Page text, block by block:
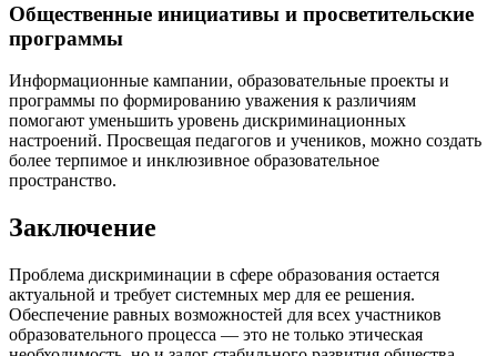
Общественные инициативы и просветительские
программы
Информационные кампании, образовательные проекты и
программы по формированию уважения к различиям
помогают уменьшить уровень дискриминационных
настроений. Просвещая педагогов и учеников, можно создать
более терпимое и инклюзивное образовательное
пространство.
Заключение
Проблема дискриминации в сфере образования остается
актуальной и требует системных мер для ее решения.
Обеспечение равных возможностей для всех участников
образовательного процесса — это не только этическая